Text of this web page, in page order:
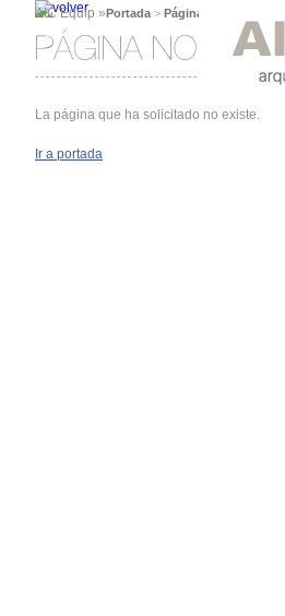
AIC Equip »Portada > Página no encontrada
La página que ha solicitado no existe.
Ir a portada